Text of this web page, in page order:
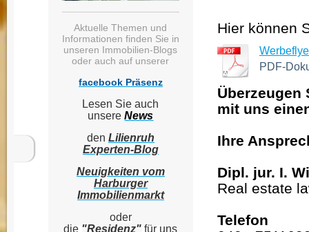
Aktuelle Themen und
Informationen finden Sie in
unseren Immobilien-Blogs
oder auch auf unserer
facebook Präsenz
Lesen Sie auch
unsereNews
den Lilienruh
Experten-Blog
Neuigkeiten vom
Harburger
Immobilienmarkt
oder
die "Residenz" für uns
Hier können
PDF-
Überzeugen
mit uns
Ihre
Dipl. jur. I.
Real estate
Telefon